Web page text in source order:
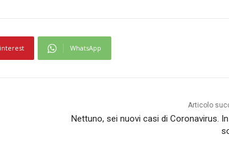
WhatsApp
Articolo
Nettuno, sei nuovi casi di Coronavirus.